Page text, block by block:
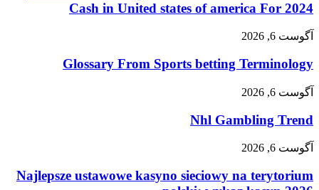
Cash in United states of america For 2024
آگوست 6, 2026
Glossary From Sports betting Terminology
آگوست 6, 2026
Nhl Gambling Trend
آگوست 6, 2026
Najlepsze ustawowe kasyno sieciowy na terytorium